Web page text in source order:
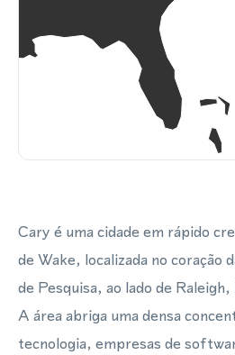
Cary é uma cidade em rápido
de Wake, localizada no coração
de Pesquisa, ao lado de
A área abriga uma densa
tecnologia, empresas de